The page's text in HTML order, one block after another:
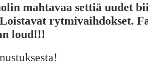
mahtavaa settiä uudet
rytmivaihdokset.
loud!!!